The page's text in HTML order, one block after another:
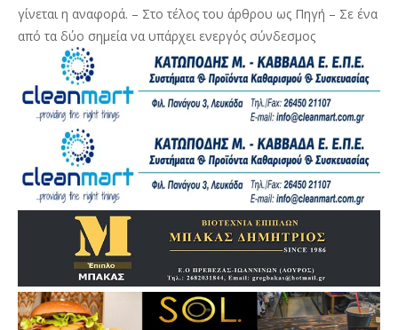
γίνεται η αναφορά. – Στο τέλος του άρθρου ως Πηγή – Σε ένα
από τα δύο σημεία να υπάρχει ενεργός σύνδεσμος